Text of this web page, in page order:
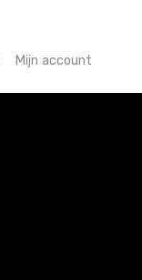
Mijn account